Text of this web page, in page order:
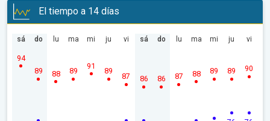
El tiempo a 14 días
sá
94
do
89
lu
88
ma
89
mi
91
ju
89
vi
87
sá
86
do
86
lu
87
ma
88
mi
89
ju
89
vi
90